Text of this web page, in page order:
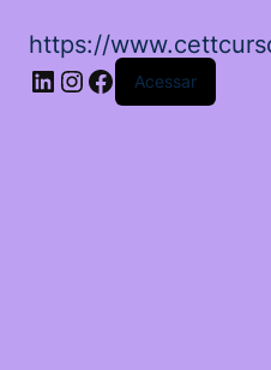
https://
LinkedIn
Instagram
Facebook
Acessar